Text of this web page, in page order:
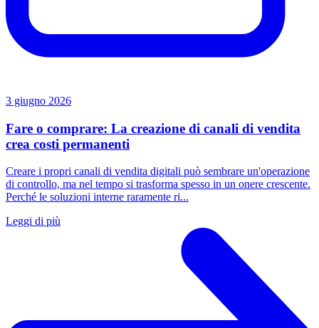
3 giugno 2026
Fare o comprare: La creazione di canali di vendita
crea costi permanenti
Creare i propri canali di vendita digitali può sembrare un'operazione
di controllo, ma nel tempo si trasforma spesso in un onere crescente.
Perché le soluzioni interne raramente ri...
Leggi di più